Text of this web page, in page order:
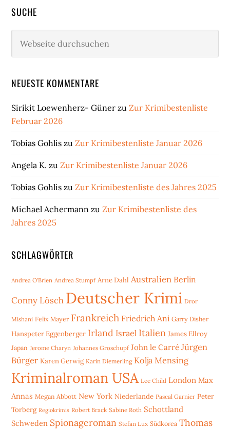
SUCHE
durchsuchen
NEUESTE KOMMENTARE
Sirikit Loewenherz- Güner zuZur Krimibestenliste
Februar 2026
Tobias Gohlis zuZur Krimibestenliste Januar 2026
Angela K. zuZur Krimibestenliste Januar 2026
Tobias Gohlis zuZur Krimibestenliste des Jahres 2025
Michael Achermann zuZur Krimibestenliste des
Jahres 2025
SCHLAGWÖRTER
Andrea O'Brien Andrea Stumpf Arne Dahl Australien Berlin
Conny Lösch Deutscher Krimi Dror
Mishani Felix Mayer Frankreich Friedrich Ani Garry Disher
Hanspeter Eggenberger Irland Israel Italien James Ellroy
Japan Jerome Charyn Johannes Groschupf John le Carré Jürgen
Bürger Karen Gerwig Karin Diemerling Kolja Mensing
Kriminalroman USA Lee Child London Max
Annas Megan Abbott New York Niederlande Pascal Garnier Peter
Torberg Regiokrimis Robert Brack Sabine Roth Schottland
Schweden Spionageroman Stefan Lux Südkorea Thomas